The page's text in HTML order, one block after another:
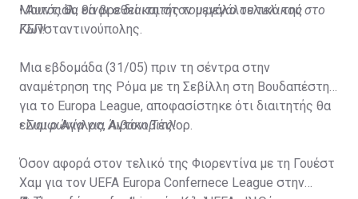
Μουντιάλ, θα βρεθεί και στον μεγάλο τελικό της
Κωνσταντινούπολης.
•Αυτός θα είναι ο διαιτητής του μεγάλου τελικού στο
ΓΣΠ!
Μια εβδομάδα (31/05) πριν τη σέντρα στην
αναμέτρηση της Ρόμα με τη Σεβίλλη στη Βουδαπέστη
για το Europa League, αποφασίστηκε ότι διαιτητής θα
είναι ο Άγγλος, Άντονι Τέιλορ.
•Συμφωνία για Λιβάκοβιτς!
Όσον αφορά στον τελικό της Φιορεντίνα με τη Γουέστ
Χαμ για τον UEFA Europa Confernece League στην